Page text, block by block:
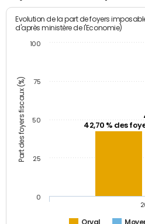
Part des foyers fiscaux (%)
Evolution de la part de foyers
d'après ministère de l'Economie)
42,70 % des
Orval
0
25
50
75
100